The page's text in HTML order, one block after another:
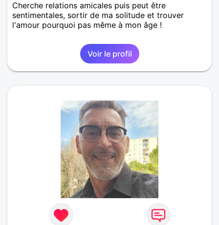
Cherche relations amicales puis peut être
sentimentales, sortir de ma solitude et trouver
l'amour pourquoi pas même à mon âge !
Voir le profil